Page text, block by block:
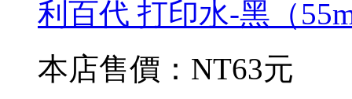
利百代 打印水-黑（
本店售價： NT63元